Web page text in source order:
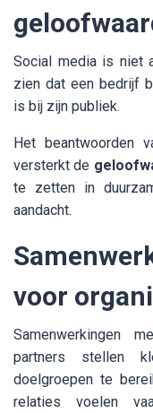
Social media is niet
zien dat een bedrijf
is bij zijn publiek.
Het beantwoorden
versterkt de
te zetten in
aandacht.
voor
Samenwerkingen
partners stellen
doelgroepen te
relaties voelen